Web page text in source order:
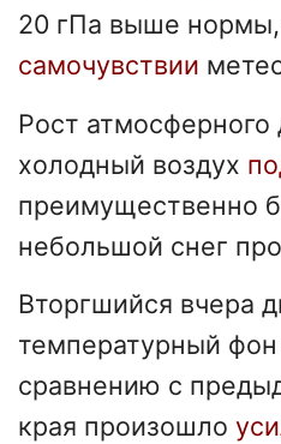
20 гПа выше
самочувствии
Рост
холодный воздух
преимущественно
небольшой снег
Вторгшийся вчера
температурный
сравнению с
края произошло